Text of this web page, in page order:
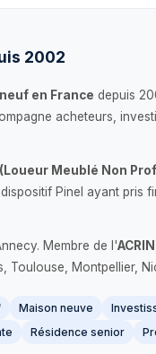
2002
en France depuis
acheteurs,
(Loueur Meublé Non
dispositif Pinel ayant pris
Membre de l'ACRIN
Montpellier,
Maison neuve
Résidence senior